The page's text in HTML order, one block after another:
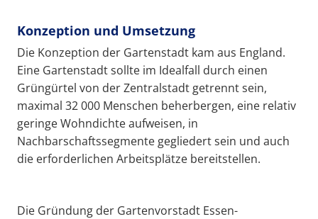
Konzeption und Umsetzung
Die Konzeption der Gartenstadt kam aus England.
Eine Gartenstadt sollte im Idealfall durch einen
Grüngürtel von der Zentralstadt getrennt sein,
maximal 32 000 Menschen beherbergen, eine relativ
geringe Wohndichte aufweisen, in
Nachbarschaftssegmente gegliedert sein und auch
die erforderlichen Arbeitsplätze bereitstellen.
Die Gründung der Gartenvorstadt Essen-